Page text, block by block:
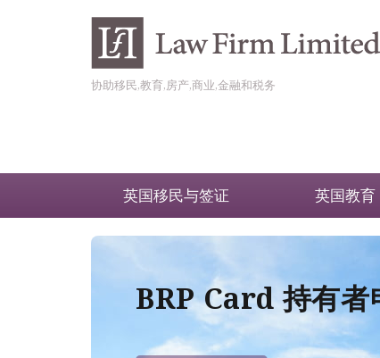
协助移民,教育,房产,商业,金融和税务
英国移民与签证 英国教育
BRP Card 持有者